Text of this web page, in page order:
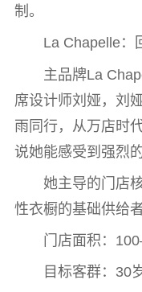
制。
La Chapelle：
主品牌La
席设计师刘娅，刘
雨同行，从万店时
说她能感受到强烈的
她主导的门店
性衣橱的基础供给者
门店面积：
目标客群：30